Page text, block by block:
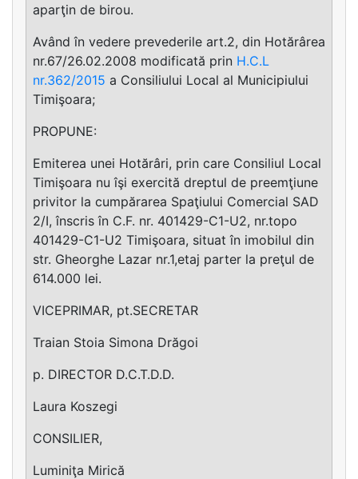
aparţin de birou.
Având în vedere prevederile art.2, din Hotărârea
nr.67/26.02.2008 modificată prin H.C.L
nr.362/2015 a Consiliului Local al Municipiului
Timişoara;
PROPUNE:
Emiterea unei Hotărâri, prin care Consiliul Local
Timişoara nu îşi exercită dreptul de preemţiune
privitor la cumpărarea Spaţiului Comercial SAD
2/I, înscris în C.F. nr. 401429-C1-U2, nr.topo
401429-C1-U2 Timişoara, situat în imobilul din
str. Gheorghe Lazar nr.1,etaj parter la preţul de
614.000 lei.
VICEPRIMAR, pt.SECRETAR
Traian Stoia Simona Drăgoi
p. DIRECTOR D.C.T.D.D.
Laura Koszegi
CONSILIER,
Luminiţa Mirică